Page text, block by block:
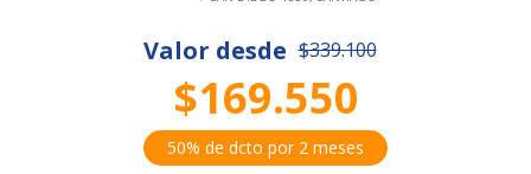
Valor desde $339.100
$169.550
50% de dcto por 2 meses